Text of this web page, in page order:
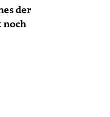
der
noch